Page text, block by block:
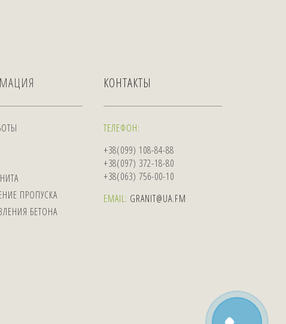
ПРОПУСКА
БЕТОНА
КОНТАКТЫ
ТЕЛЕФОН:
+38(099) 108-84-88
+38(097) 372-18-80
+38(063) 756-00-10
EMAIL: GRANIT@UA.FM